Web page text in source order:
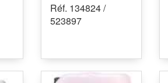
Réf. 134824 /
523897